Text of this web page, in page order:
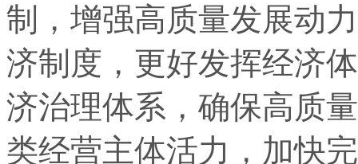
制，增强高质量发展动
济制度，更好发挥经济
济治理体系，确保高质
类经营主体活力，加快